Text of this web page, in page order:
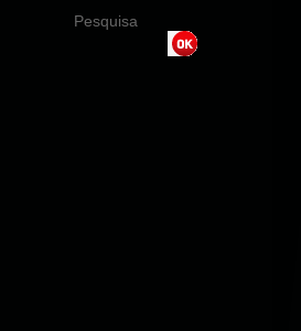
Pesquisa